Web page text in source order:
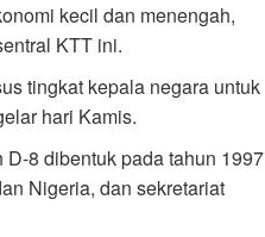
kecil dan menengah,
KTT ini.
tingkat kepala negara untuk
hari Kamis.
8 dibentuk pada tahun 1997
Nigeria, dan sekretariat